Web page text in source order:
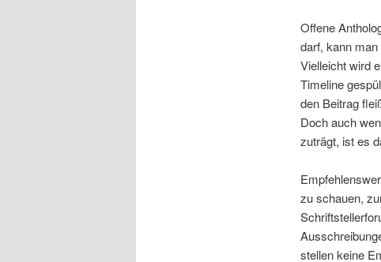
Offene
darf, kann
Vielleicht wird
Timeline
den Beitrag
Doch auch
zuträgt, ist es
zu schauen,
stellen keine